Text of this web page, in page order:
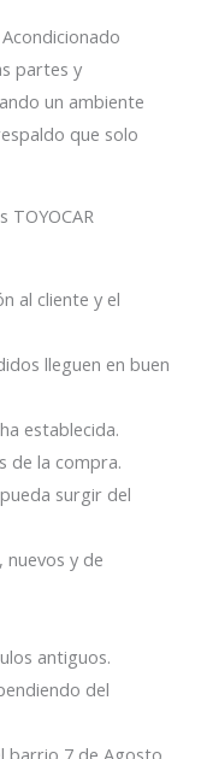
partes y
un ambiente
que solo
TOYOCAR
al cliente y el
lleguen en buen
establecida.
de la compra.
surgir del
y de
antiguos.
del
barrio 7 de Agosto.